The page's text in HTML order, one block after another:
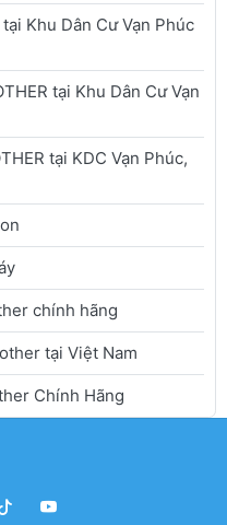
Khu Dân Cư Vạn Phúc
tại Khu Dân Cư Vạn
tại KDC Vạn Phúc,
chính hãng
tại Việt Nam
Chính Hãng